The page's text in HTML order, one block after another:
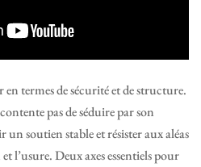
termes de sécurité et de structure.
pas de séduire par son
soutien stable et résister aux aléas
l’usure. Deux axes essentiels pour